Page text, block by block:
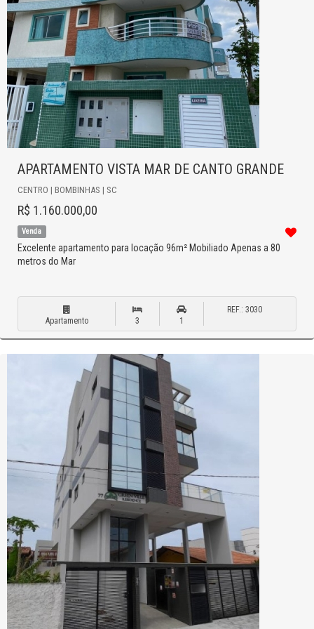
APARTAMENTO VISTA MAR DE CANTO GRANDE
CENTRO | BOMBINHAS | SC
R$ 1.160.000,00
Venda
Excelente apartamento para locação 96m² Mobiliado Apenas a 80
metros do Mar
Apartamento 3 1
REF.: 3030